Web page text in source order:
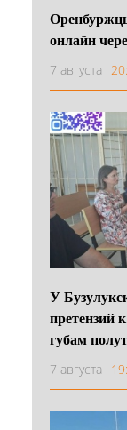
онлайн
7 августа
У
претензий
губам
7 августа